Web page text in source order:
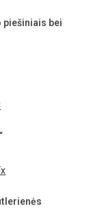
piešiniais bei